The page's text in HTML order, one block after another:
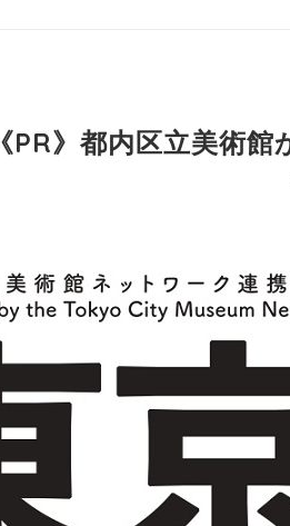
《PR》都内区立美術